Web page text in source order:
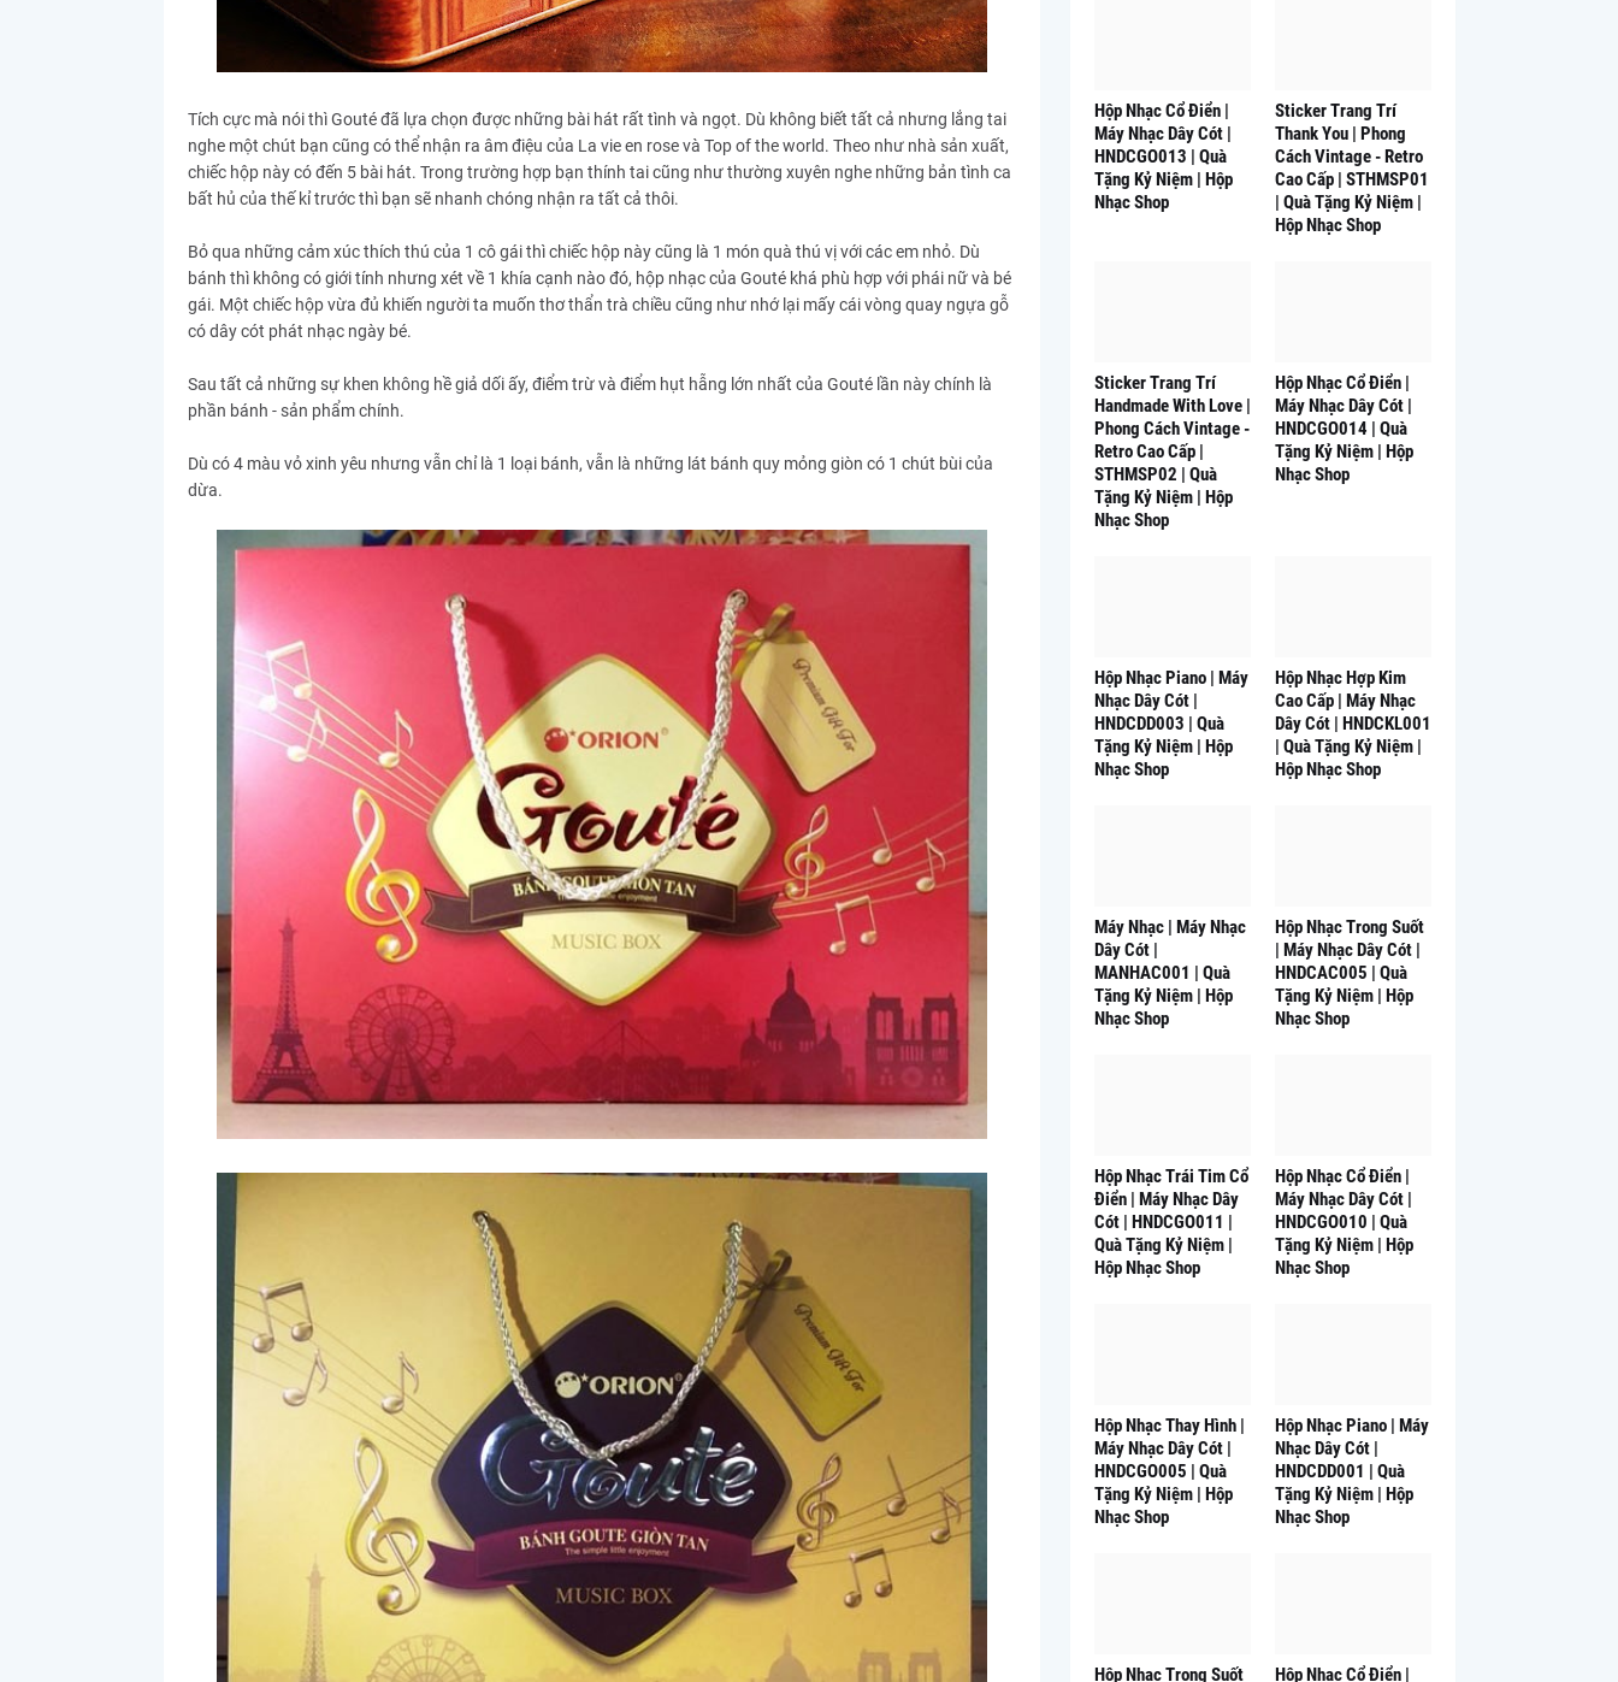
Tích cực mà nói thì Gouté đã lựa chọn được những bài hát rất tình và ngọt. Dù không biết tất cả nhưng lắng tai
nghe một chút bạn cũng có thể nhận ra âm điệu của La vie en rose và Top of the world. Theo như nhà sản xuất,
chiếc hộp này có đến 5 bài hát. Trong trường hợp bạn thính tai cũng như thường xuyên nghe những bản tình ca
bất hủ của thế kỉ trước thì bạn sẽ nhanh chóng nhận ra tất cả thôi.
Bỏ qua những cảm xúc thích thú của 1 cô gái thì chiếc hộp này cũng là 1 món quà thú vị với các em nhỏ. Dù
bánh thì không có giới tính nhưng xét về 1 khía cạnh nào đó, hộp nhạc của Gouté khá phù hợp với phái nữ và bé
gái. Một chiếc hộp vừa đủ khiến người ta muốn thơ thẩn trà chiều cũng như nhớ lại mấy cái vòng quay ngựa gỗ
có dây cót phát nhạc ngày bé.
Sau tất cả những sự khen không hề giả dối ấy, điểm trừ và điểm hụt hẫng lớn nhất của Gouté lần này chính là
phần bánh - sản phẩm chính.
Dù có 4 màu vỏ xinh yêu nhưng vẫn chỉ là 1 loại bánh, vẫn là những lát bánh quy mỏng giòn có 1 chút bùi của
dừa.
Hộp Nhạc Cổ Điển |
Máy Nhạc Dây Cót |
HNDCGO013 | Quà
Tặng Kỷ Niệm | Hộp
Nhạc Shop
Sticker Trang Trí
Thank You | Phong
Cách Vintage - Retro
Cao Cấp | STHMSP01
| Quà Tặng Kỷ Niệm |
Hộp Nhạc Shop
Sticker Trang Trí
Handmade With Love |
Phong Cách Vintage -
Retro Cao Cấp |
STHMSP02 | Quà
Tặng Kỷ Niệm | Hộp
Nhạc Shop
Hộp Nhạc Cổ Điển |
Máy Nhạc Dây Cót |
HNDCGO014 | Quà
Tặng Kỷ Niệm | Hộp
Nhạc Shop
Hộp Nhạc Piano | Máy
Nhạc Dây Cót |
HNDCDD003 | Quà
Tặng Kỷ Niệm | Hộp
Nhạc Shop
Hộp Nhạc Hợp Kim
Cao Cấp | Máy Nhạc
Dây Cót | HNDCKL001
| Quà Tặng Kỷ Niệm |
Hộp Nhạc Shop
Máy Nhạc | Máy Nhạc
Dây Cót |
MANHAC001 | Quà
Tặng Kỷ Niệm | Hộp
Nhạc Shop
Hộp Nhạc Trong Suốt
| Máy Nhạc Dây Cót |
HNDCAC005 | Quà
Tặng Kỷ Niệm | Hộp
Nhạc Shop
Hộp Nhạc Trái Tim Cổ
Điển | Máy Nhạc Dây
Cót | HNDCGO011 |
Quà Tặng Kỷ Niệm |
Hộp Nhạc Shop
Hộp Nhạc Cổ Điển |
Máy Nhạc Dây Cót |
HNDCGO010 | Quà
Tặng Kỷ Niệm | Hộp
Nhạc Shop
Hộp Nhạc Thay Hình |
Máy Nhạc Dây Cót |
HNDCGO005 | Quà
Tặng Kỷ Niệm | Hộp
Nhạc Shop
Hộp Nhạc Piano | Máy
Nhạc Dây Cót |
HNDCDD001 | Quà
Tặng Kỷ Niệm | Hộp
Nhạc Shop
Hộp Nhạc Trong Suốt Hộp Nhạc Cổ Điển |